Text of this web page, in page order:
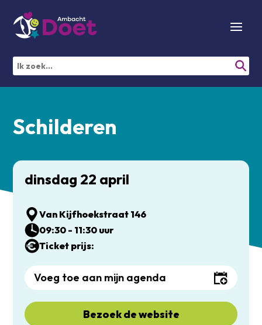
Schilderen
dinsdag 22 april
Van Kijfhoekstraat 146
09:30 - 11:30 uur
Ticket prijs:
Voeg toe aan mijn agenda
Bezoek de website